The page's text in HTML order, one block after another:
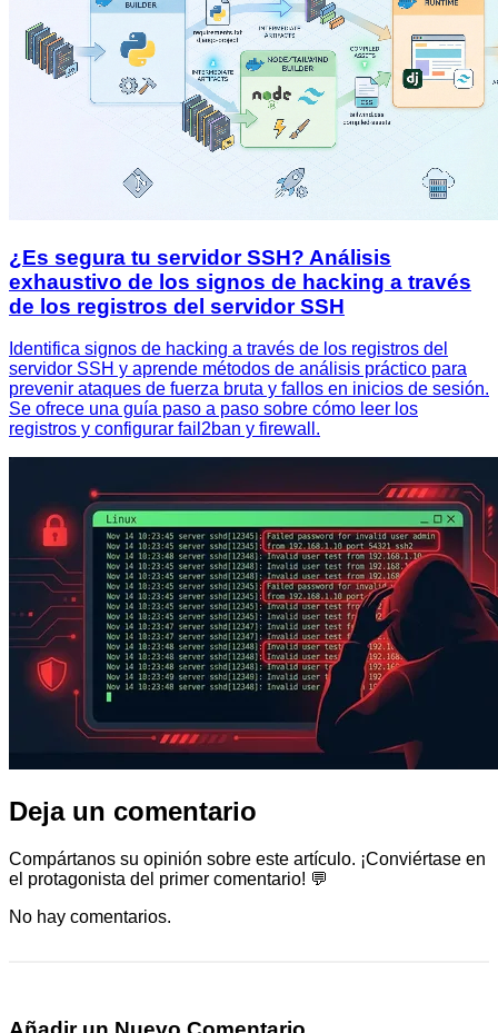
¿Es segura tu servidor SSH? Análisis
exhaustivo de los signos de hacking a través
de los registros del servidor SSH
Identifica signos de hacking a través de los registros del
servidor SSH y aprende métodos de análisis práctico para
prevenir ataques de fuerza bruta y fallos en inicios de sesión.
Se ofrece una guía paso a paso sobre cómo leer los
registros y configurar fail2ban y firewall.
Deja un comentario
Compártanos su opinión sobre este artículo. ¡Conviértase en
el protagonista del primer comentario! 💬
No hay comentarios.